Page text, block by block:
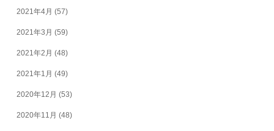
2021年4月 (57)
2021年3月 (59)
2021年2月 (48)
2021年1月 (49)
2020年12月 (53)
2020年11月 (48)